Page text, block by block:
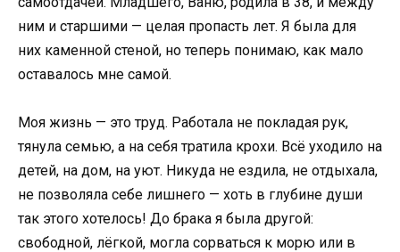
ним и старшими — целая пропасть лет. Я была для
них каменной стеной, но теперь понимаю, как мало
оставалось мне самой.
Моя жизнь — это труд. Работала не покладая рук,
тянула семью, а на себя тратила крохи. Всё уходило на
детей, на дом, на уют. Никуда не ездила, не отдыхала,
не позволяла себе лишнего — хоть в глубине души
так этого хотелось! До брака я была другой:
свободной, лёгкой, могла сорваться к морю или в